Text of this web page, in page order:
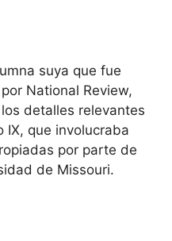
suya que fue
National Review,
detalles relevantes
IX, que involucraba
por parte de
de Missouri.